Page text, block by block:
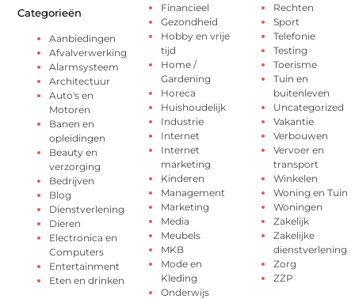
Categorieën
Aanbiedingen
Afvalverwerking
Alarmsysteem
Architectuur
Auto's en
Motoren
Banen en
opleidingen
Beauty en
verzorging
Bedrijven
Blog
Dienstverlening
Dieren
Electronica en
Computers
Entertainment
Eten en drinken
Financieel
Gezondheid
Hobby en vrije
tijd
Home /
Gardening
Horeca
Huishoudelijk
Industrie
Internet
Internet
marketing
Kinderen
Management
Marketing
Media
Meubels
MKB
Mode en
Kleding
Onderwijs
Rechten
Sport
Telefonie
Testing
Toerisme
Tuin en
buitenleven
Uncategorized
Vakantie
Verbouwen
Vervoer en
transport
Winkelen
Woning en Tuin
Woningen
Zakelijk
Zakelijke
dienstverlening
Zorg
ZZP